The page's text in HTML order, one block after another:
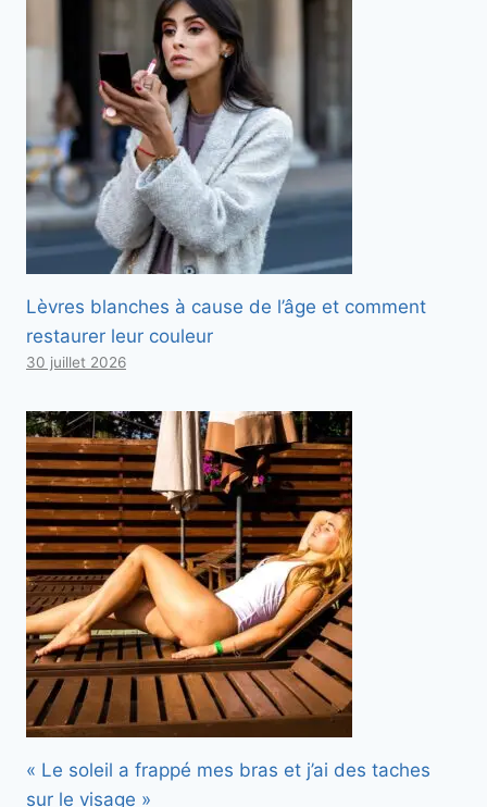
Lèvres blanches à cause de l’âge et comment
restaurer leur couleur
30 juillet 2026
« Le soleil a frappé mes bras et j’ai des taches
sur le visage »